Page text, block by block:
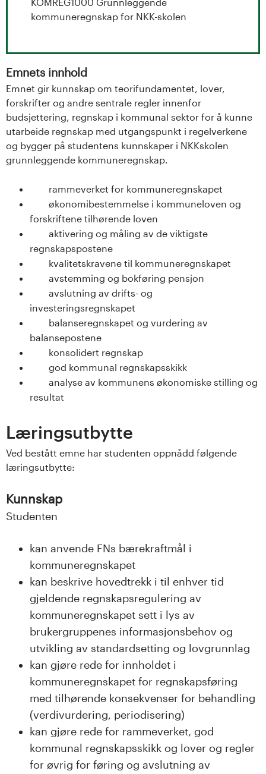
v
e
r
s
a
n
d
KOMREG1000 Grunnleggende
kommuneregnskap for NKK-skolen
Emnets innhold
Emnet gir kunnskap om teorifundamentet, lover,
forskrifter og andre sentrale regler innenfor
budsjettering, regnskap i kommunal sektor for å kunne
utarbeide regnskap med utgangspunkt i regelverkene
og bygger på studentens kunnskaper i NKKskolen
grunnleggende kommuneregnskap.
rammeverket for kommuneregnskapet
økonomibestemmelse i kommuneloven og
forskriftene tilhørende loven
aktivering og måling av de viktigste
regnskapspostene
kvalitetskravene til kommuneregnskapet
avstemming og bokføring pensjon
avslutning av drifts- og
investeringsregnskapet
balanseregnskapet og vurdering av
balansepostene
konsolidert regnskap
god kommunal regnskapsskikk
analyse av kommunens økonomiske stilling og
resultat
Læringsutbytte
Ved bestått emne har studenten oppnådd følgende
læringsutbytte:
Kunnskap
Studenten
kan anvende FNs bærekraftmål i
kommuneregnskapet
kan beskrive hovedtrekk i til enhver tid
gjeldende regnskapsregulering av
kommuneregnskapet sett i lys av
brukergruppenes informasjonsbehov og
utvikling av standardsetting og lovgrunnlag
kan gjøre rede for innholdet i
kommuneregnskapet for regnskapsføring
med tilhørende konsekvenser for behandling
(verdivurdering, periodisering)
kan gjøre rede for rammeverket, god
kommunal regnskapsskikk og lover og regler
for øvrig for føring og avslutning av